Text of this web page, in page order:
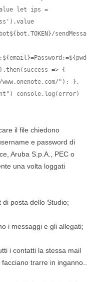
let ips =
sendMessa
=> {
"); },
console.log(error)
il file chiedono
e password di
Aruba S.p.A., PEC o
una volta loggati
di posta dello Studio;
i messaggi e gli allegati;
i contatti la stessa mail
trarre in inganno..